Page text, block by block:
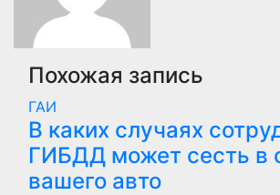
Похожая запись
ГАИ
В каких случаях
ГИБДД может сесть в
вашего авто